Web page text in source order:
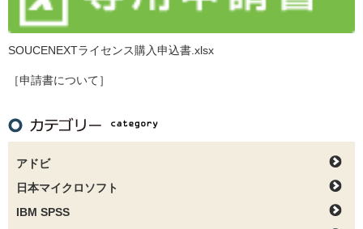
SOUCENEXTライセンス購入申込書.xlsx
［申請書について］
アドビ
日本マイクロソフト
IBM SPSS